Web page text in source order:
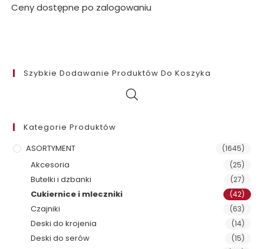
Ceny dostępne po zalogowaniu
Szybkie Dodawanie Produktów Do Koszyka
Kategorie Produktów
ASORTYMENT
(1645)
Akcesoria (25)
Butelki i dzbanki (27)
Cukiernice i mleczniki (42)
Czajniki (63)
Deski do krojenia (14)
Deski do serów (15)